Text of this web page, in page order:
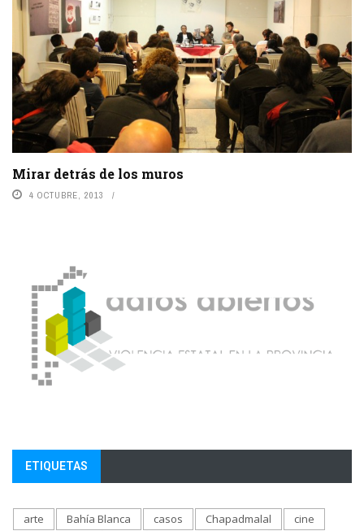
Mirar detrás de los muros
4 OCTUBRE, 2013
ETIQUETAS
arte Bahía Blanca casos Chapadmalal
cine